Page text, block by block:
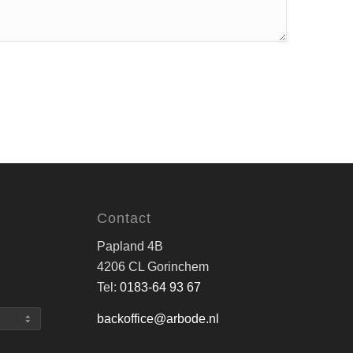
Contact
Papland 4B
4206 CL Gorinchem
Tel:0183-64 93 67
backoffice@arbode.nl